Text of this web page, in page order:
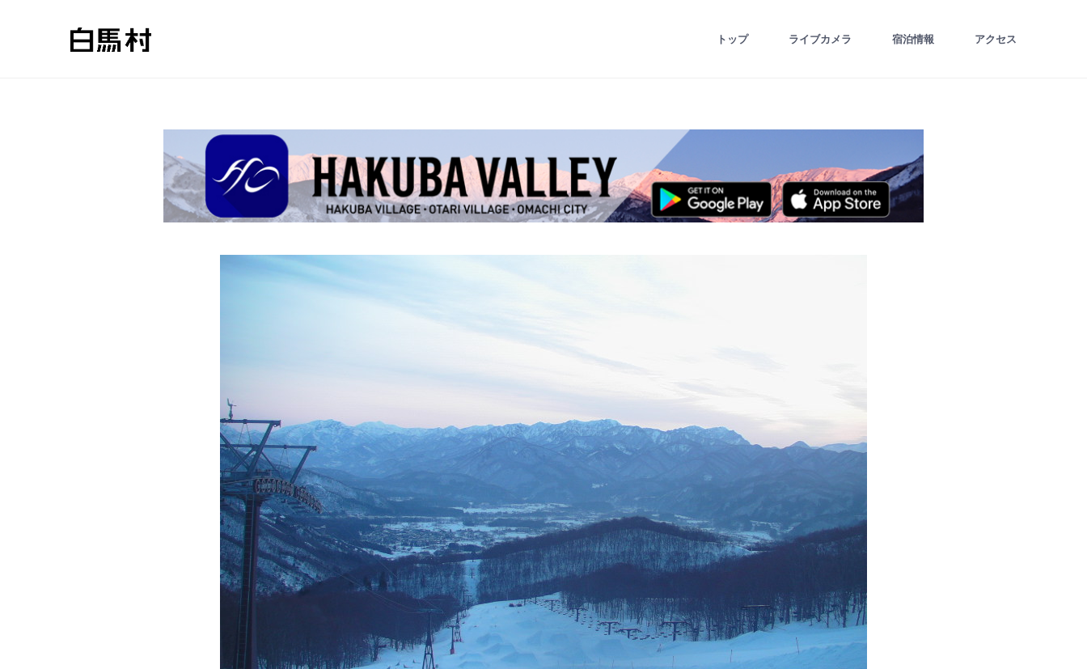
トップ ライブカメラ 宿泊情報 アクセス